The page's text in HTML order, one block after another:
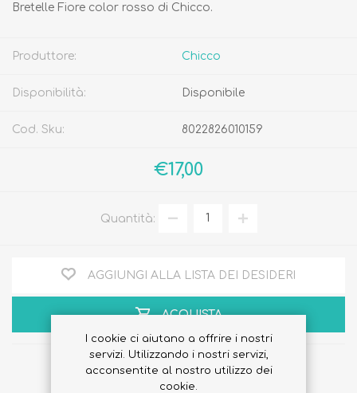
Bretelle Fiore color rosso di Chicco.
Produttore: Chicco
Disponibilità: Disponibile
Cod. Sku: 8022826010159
€17,00
Quantità:
AGGIUNGI ALLA LISTA DEI DESIDERI
ACQUISTA
I cookie ci aiutano a offrire i nostri
servizi. Utilizzando i nostri servizi,
acconsentite al nostro utilizzo dei
cookie.